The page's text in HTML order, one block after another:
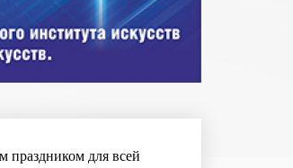
праздником для всей